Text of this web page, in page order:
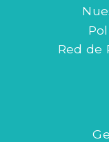
Red de